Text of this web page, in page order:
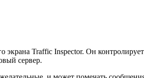
Traffic Inspector. Он
сервер.